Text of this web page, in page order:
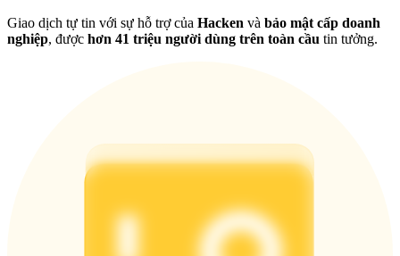
Giao dịch tự tin với sự hỗ trợ của Hacken và bảo mật cấp doanh
nghiệp, được hơn 41 triệu người dùng trên toàn cầu tin tưởng.